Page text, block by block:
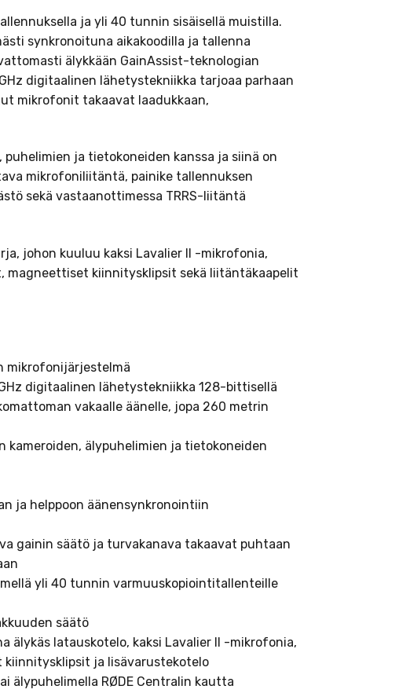
ja yli 40 tunnin sisäisellä muistilla.
synkronoituna aikakoodilla ja tallenna
älykkään GainAssist-teknologian
digitaalinen lähetystekniikka tarjoaa parhaan
mikrofonit takaavat laadukkaan,
ja tietokoneiden kanssa ja siinä on
mikrofoniliitäntä, painike tallennuksen
sekä vastaanottimessa TRRS-liitäntä
johon kuuluu kaksi Lavalier II -mikrofonia,
magneettiset kiinnitysklipsit sekä liitäntäkaapelit
mikrofonijärjestelmä
digitaalinen lähetystekniikka 128-bittisellä
vakaalle äänelle, jopa 260 metrin
kameroiden, älypuhelimien ja tietokoneiden
ja helppoon äänensynkronointiin
gainin säätö ja turvakanava takaavat puhtaan
yli 40 tunnin varmuuskopiointitallenteille
säätö
älykäs latauskotelo, kaksi Lavalier II -mikrofonia,
kiinnitysklipsit ja lisävarustekotelo
älypuhelimella RØDE Centralin kautta